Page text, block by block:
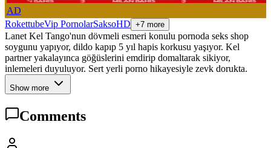
AD
RokettubeVip PornolarSaksoHD +7 more
Lanet Kel Tango'nun dövmeli esmeri konulu pornoda seks shop
soygunu yapıyor, dildo kapıp 5 yıl hapis korkusu yaşıyor. Kel
partner yakalayınca göğüslerini emdirip domaltarak sikiyor,
inlemeleri duyuluyor. Sert yerli porno hikayesiyle zevk dorukta.
Show more
Comments